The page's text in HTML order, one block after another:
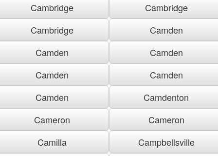
Cambridge
Cambridge
Cambridge
Camden
Camden
Camden
Camden
Camden
Camden
Camdenton
Cameron
Cameron
Camilla
Campbellsville